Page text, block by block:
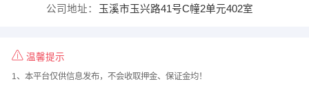
公司地址： 玉溪市玉兴路41号C幢2单元402室
温馨提示
1、本平台仅供信息发布，不会收取押金、保证金均！